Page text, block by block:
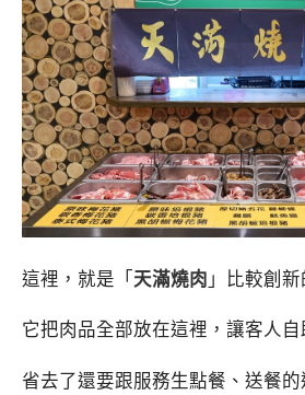
這裡，就是「天滿燒肉 」比較創
它把肉品全部放在這裡，讓客人自
省去了還要跟服務生點餐、送餐的